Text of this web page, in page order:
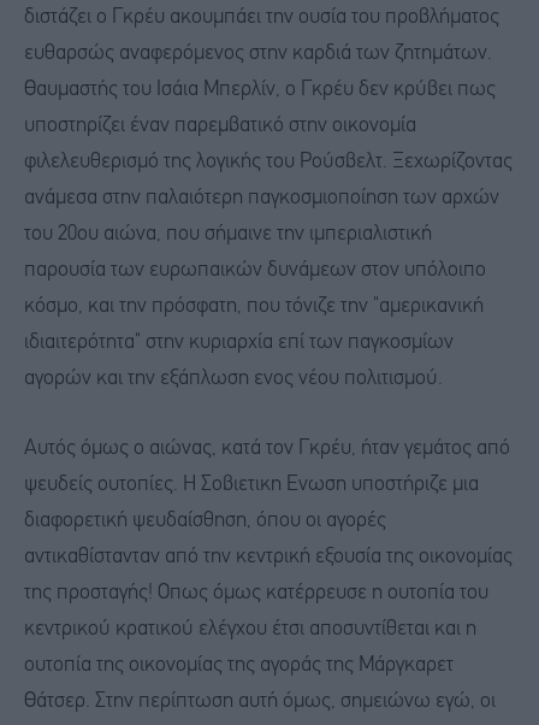
διστάζει ο Γκρέυ ακουμπάει την ουσία του προβλήματος
ευθαρσώς αναφερόμενος στην καρδιά των ζητημάτων.
Θαυμαστής του Ισάια Μπερλίν, ο Γκρέυ δεν κρύβει πως
υποστηρίζει έναν παρεμβατικό στην οικονομία
φιλελευθερισμό της λογικής του Ρούσβελτ. Ξεχωρίζοντας
ανάμεσα στην παλαιότερη παγκοσμιοποίηση των αρχών
του 20ου αιώνα, που σήμαινε την ιμπεριαλιστική
παρουσία των ευρωπαικών δυνάμεων στον υπόλοιπο
κόσμο, και την πρόσφατη, που τόνιζε την "αμερικανική
ιδιαιτερότητα" στην κυριαρχία επί των παγκοσμίων
αγορών και την εξάπλωση ενος νέου πολιτισμού.
Αυτός όμως ο αιώνας, κατά τον Γκρέυ, ήταν γεμάτος από
ψευδείς ουτοπίες. Η Σοβιετικη Ενωση υποστήριζε μια
διαφορετική ψευδαίσθηση, όπου οι αγορές
αντικαθίστανταν από την κεντρική εξουσία της οικονομίας
της προσταγής! Οπως όμως κατέρρευσε η ουτοπία του
κεντρικού κρατικού ελέγχου έτσι αποσυντίθεται και η
ουτοπία της οικονομίας της αγοράς της Μάργκαρετ
Θάτσερ. Στην περίπτωση αυτή όμως, σημειώνω εγώ, οι